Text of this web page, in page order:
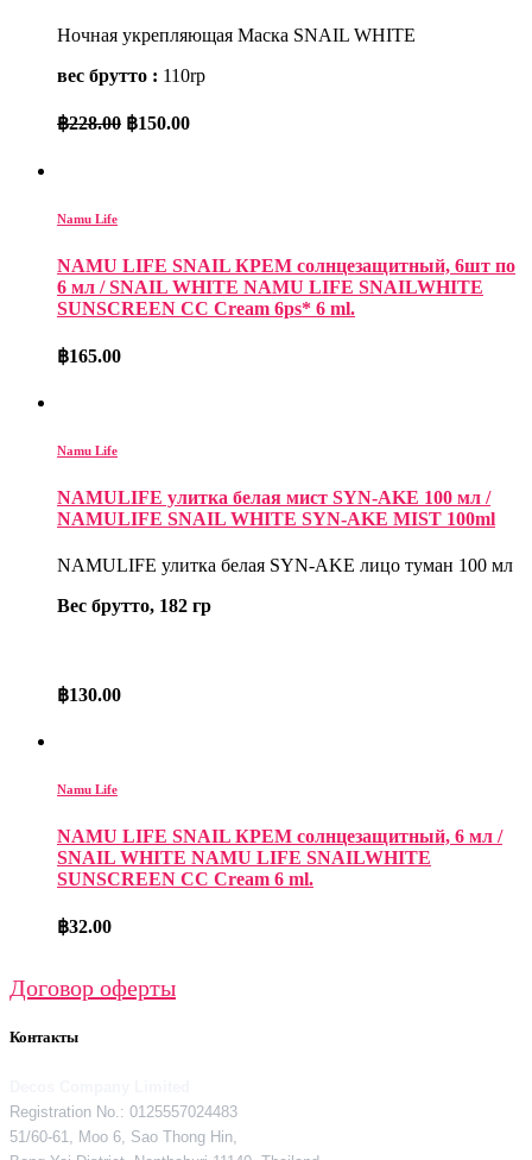
Ночная укрепляющая Маска SNAIL WHITE
вес брутто : 110rp
฿228.00 ฿150.00
Namu Life
NAMU LIFE SNAIL КРЕМ солнцезащитный, 6шт по
6 мл / SNAIL WHITE NAMU LIFE SNAILWHITE
SUNSCREEN CC Cream 6ps* 6 ml.
฿165.00
Namu Life
NAMULIFE улитка белая мист SYN-AKE 100 мл /
NAMULIFE SNAIL WHITE SYN-AKE MIST 100ml
NAMULIFE улитка белая SYN-AKE лицо туман 100 мл
Вес брутто, 182 гр
฿130.00
Namu Life
NAMU LIFE SNAIL КРЕМ солнцезащитный, 6 мл /
SNAIL WHITE NAMU LIFE SNAILWHITE
SUNSCREEN CC Cream 6 ml.
฿32.00
Договор оферты
Контакты
Registration No.: 0125557024483
51/60-61, Moo 6, Sao Thong Hin,